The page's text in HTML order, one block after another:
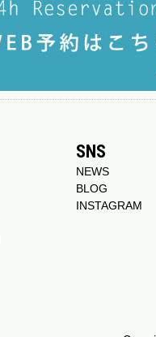
SNS
NEWS
BLOG
INSTAGRAM